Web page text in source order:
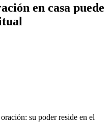
en casa puede
su poder reside en el